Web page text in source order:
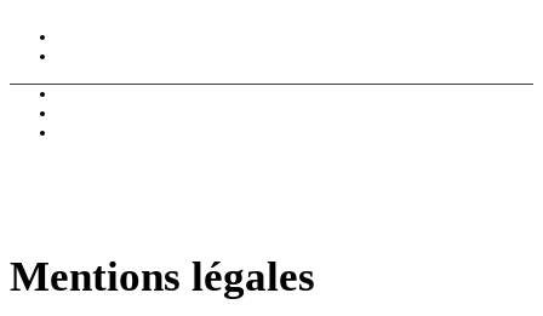
Mentions légales